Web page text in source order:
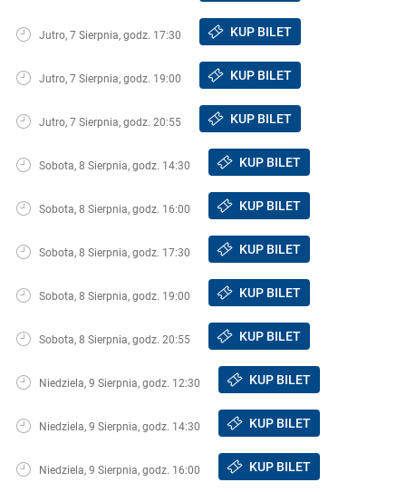
Jutro, 7 Sierpnia, godz. 17:30 KUP BILET
Jutro, 7 Sierpnia, godz. 19:00 KUP BILET
Jutro, 7 Sierpnia, godz. 20:55 KUP BILET
Sobota, 8 Sierpnia, godz. 14:30 KUP BILET
Sobota, 8 Sierpnia, godz. 16:00 KUP BILET
Sobota, 8 Sierpnia, godz. 17:30 KUP BILET
Sobota, 8 Sierpnia, godz. 19:00 KUP BILET
Sobota, 8 Sierpnia, godz. 20:55 KUP BILET
Niedziela, 9 Sierpnia, godz. 12:30 KUP BILET
Niedziela, 9 Sierpnia, godz. 14:30 KUP BILET
Niedziela, 9 Sierpnia, godz. 16:00 KUP BILET